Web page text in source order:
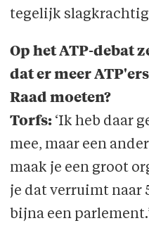
tegelijk
Op het ATP-debat
dat er meer
Raad moeten?
Torfs: ‘Ik heb daar
mee, maar een
maak je een groot
je dat verruimt naar
bijna een